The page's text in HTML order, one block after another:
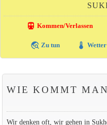
directions_transit Kommen/Verlassen
travel_explore Zu tun thermostat Wetter
WIE KOMMT
Wir denken oft, wir gehen in